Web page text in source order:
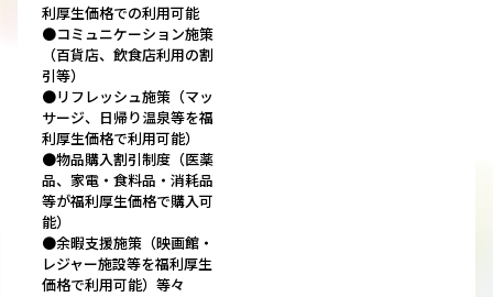
利厚生価格での利用可能
●コミュニケーション施策
（百貨店、飲食店利用の割
引等）
●リフレッシュ施策（マッ
サージ、日帰り温泉等を福
利厚生価格で利用可能）
●物品購入割引制度（医薬
品、家電・食料品・消耗品
等が福利厚生価格で購入可
能）
●余暇支援施策（映画館・
レジャー施設等を福利厚生
価格で利用可能）等々